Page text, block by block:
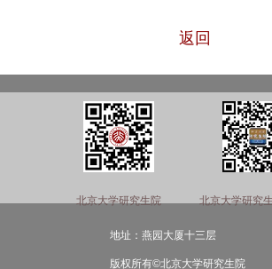
返回
北京大学研究生院 北京大学研究
地址：燕园大厦十三层
版权所有©北京大学研究生院